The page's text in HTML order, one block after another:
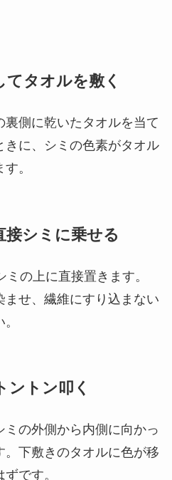
てタオルを敷く
側に乾いたタオルを当て
きに、シミの色素がタオル
。
接シミに乗せる
の上に直接置きます。
ませ、繊維にすり込まない
ントン叩く
の外側から内側に向かっ
。下敷きのタオルに色が移
です。